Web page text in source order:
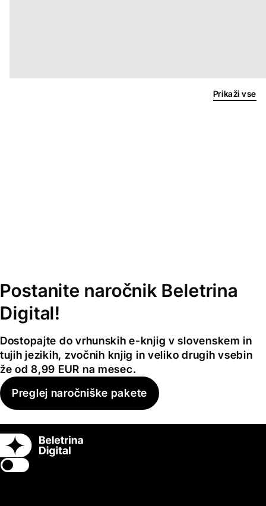
Prikaži vse
Postanite naročnik Beletrina
Digital!
Dostopajte do vrhunskih e-knjig v slovenskem in
tujih jezikih, zvočnih knjig in veliko drugih vsebin
že od 8,99 EUR na mesec.
Preglej naročniške pakete
Switch theme